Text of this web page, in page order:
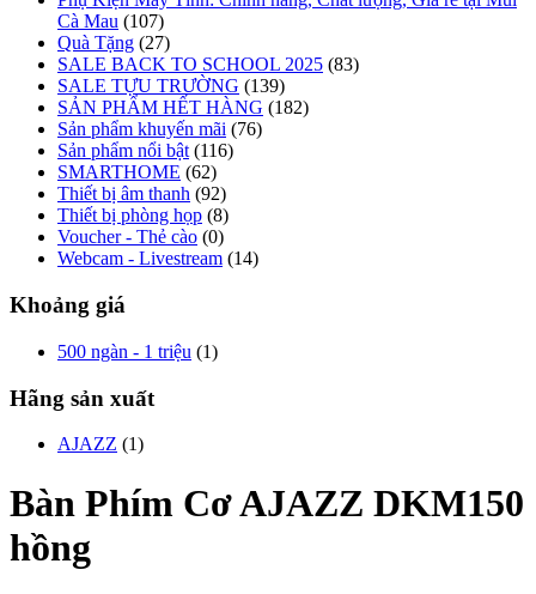
Cà Mau (107)
Quà Tặng (27)
SALE BACK TO SCHOOL 2025 (83)
SALE TỰU TRƯỜNG (139)
SẢN PHẨM HẾT HÀNG (182)
Sản phẩm khuyến mãi (76)
Sản phẩm nổi bật (116)
SMARTHOME (62)
Thiết bị âm thanh (92)
Thiết bị phòng họp (8)
Voucher - Thẻ cào (0)
Webcam - Livestream (14)
Khoảng giá
500 ngàn - 1 triệu (1)
Hãng sản xuất
AJAZZ (1)
Bàn Phím Cơ AJAZZ DKM150
hồng